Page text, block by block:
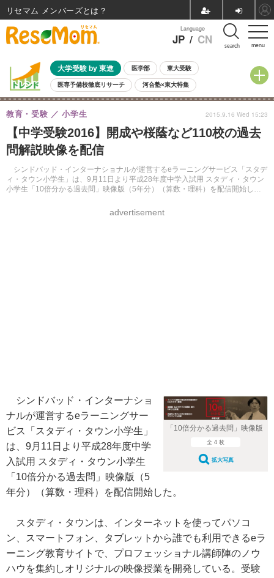
menu
Language
JP / CN search
大学受験 by 東進 医学部 東大受験
医専予備校徹底リサーチ 河合塾×東大特集
親子で考える大学選び 高校受験 中学受験 小学校受験
共通テスト 夏休み
8月開催イベント・WS 全国公立高校 過去問 人気記事
自由研究教材（小学生向け）
【中学受験2016】開成や桜蔭など110校の過去
問解説映像を配信
シンドバッド・インターナショナルが運営するeラーニングサービス「スタデ
ィ・タウン小学生」は、9月11日より平成28年度中学入試用 スタディ・タウン
小学生「10倍分かる過去問」映像版（5年分）（算数・理科）を配信開始し
教育・受験 小学生
advertisement
2015.9.16 Wed 15:23
「10倍分かる過去問」映像版
全 4 枚
拡大写真
シンドバッド・インターナショ
ナルが運営するeラーニングサー
ビス「スタディ・タウン小学生」
は、9月11日より平成28年度中学
入試用 スタディ・タウン小学生
「10倍分かる過去問」映像版（5
年分）（算数・理科）を配信開始した。
スタディ・タウンは、インターネットを使ってパソコ
ン、スマートフォン、タブレットから誰でも利用できるeラ
ーニング教育サイトで、プロフェッショナル講師陣のノウ
ハウを集約しオリジナルの映像授業を開発している。受験
リセマム メンバーズ